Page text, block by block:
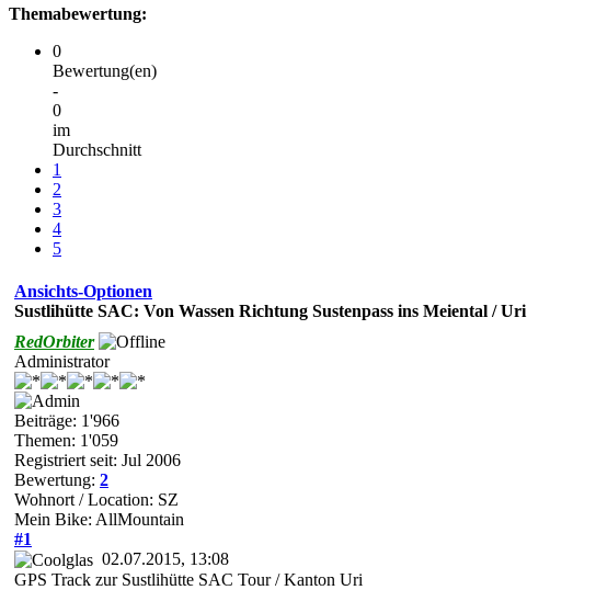
Themabewertung:
0
Bewertung(en)
-
0
im
Durchschnitt
1
2
3
4
5
Ansichts-Optionen
Sustlihütte SAC: Von Wassen Richtung Sustenpass ins Meiental / Uri
RedOrbiter
Administrator
Beiträge: 1'966
Themen: 1'059
Registriert seit: Jul 2006
Bewertung: 2
Wohnort / Location: SZ
Mein Bike: AllMountain
#1
02.07.2015, 13:08
GPS Track zur Sustlihütte SAC Tour / Kanton Uri